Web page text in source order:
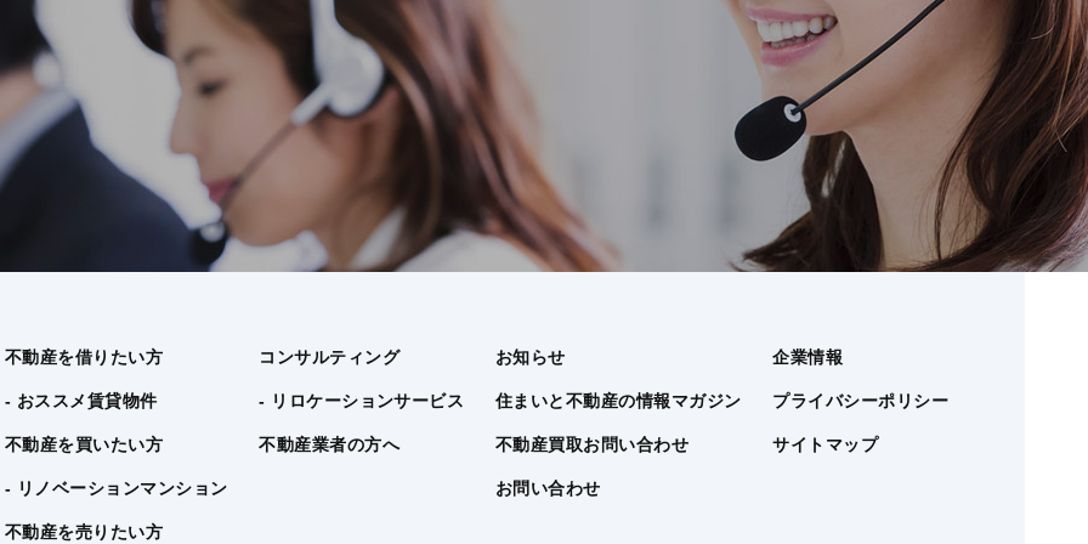
不動産を借りたい方
- おススメ賃貸物件
不動産を買いたい方
- リノベーションマンション
不動産を売りたい方
コンサルティング
- リロケーションサービス
不動産業者の方へ
お知らせ
住まいと不動産の情報マガジン
不動産買取お問い合わせ
お問い合わせ
企業情報
プライバシーポリシー
サイトマップ